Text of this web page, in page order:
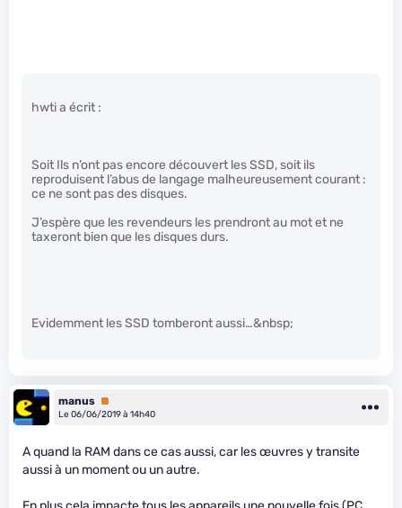
hwti a écrit :
Soit Ils n’ont pas encore découvert les SSD, soit ils
reproduisent l’abus de langage malheureusement courant :
ce ne sont pas des disques.
J’espère que les revendeurs les prendront au mot et ne
taxeront bien que les disques durs.
Evidemment les SSD tomberont aussi…&nbsp;
manus Premium
Le 06/06/2019 à 14h40
A quand la RAM dans ce cas aussi, car les œuvres y transite
aussi à un moment ou un autre.